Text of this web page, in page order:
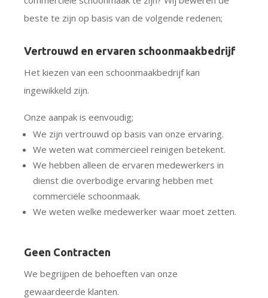
beste te zijn op basis van de volgende redenen;
Vertrouwd en ervaren schoonmaakbedrijf
Het kiezen van een schoonmaakbedrijf kan
ingewikkeld zijn.
Onze aanpak is eenvoudig;
We zijn vertrouwd op basis van onze ervaring.
We weten wat commercieel reinigen betekent.
We hebben alleen de ervaren medewerkers in
dienst die overbodige ervaring hebben met
commerciële schoonmaak.
We weten welke medewerker waar moet zetten.
Geen Contracten
We begrijpen de behoeften van onze
gewaardeerde klanten.